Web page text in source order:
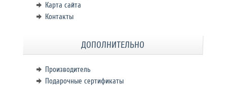
Карта сайта
Контакты
ДОПОЛНИТЕЛЬНО
Производитель
Подарочные сертификаты